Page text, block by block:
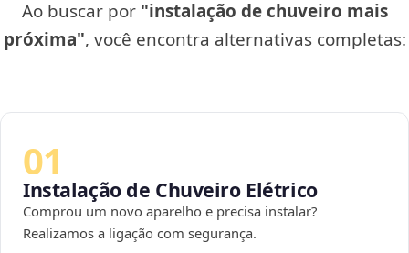
Ao buscar por "instalação de chuveiro mais
próxima", você encontra alternativas completas:
01
Instalação de Chuveiro Elétrico
Comprou um novo aparelho e precisa instalar?
Realizamos a ligação com segurança.